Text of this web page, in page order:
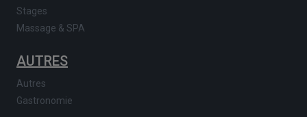
Stages
Massage & SPA
AUTRES
Autres
Gastronomie